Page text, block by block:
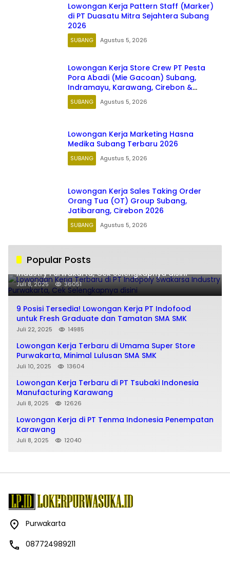
Lowongan Kerja Pattern Staff (Marker)
di PT Duasatu Mitra Sejahtera Subang
2026
SUBANG Agustus 5, 2026
Lowongan Kerja Store Crew PT Pesta
Pora Abadi (Mie Gacoan) Subang,
Indramayu, Karawang, Cirebon &
Majalengka Jawa Barat 2026
SUBANG Agustus 5, 2026
Lowongan Kerja Marketing Hasna
Medika Subang Terbaru 2026
SUBANG Agustus 5, 2026
Lowongan Kerja Sales Taking Order
Orang Tua (OT) Group Subang,
Jatibarang, Cirebon 2026
SUBANG Agustus 5, 2026
Popular Posts
Lowongan Kerja Terbaru di PT Indopoly Swakarsa
Industry Purwakarta, Cek Selengkapnya disini
Juli 8, 2025 36051
9 Posisi Tersedia! Lowongan Kerja PT Indofood
untuk Fresh Graduate dan Tamatan SMA SMK
Juli 22, 2025 14985
Lowongan Kerja Terbaru di Umama Super Store
Purwakarta, Minimal Lulusan SMA SMK
Juli 10, 2025 13604
Lowongan Kerja Terbaru di PT Tsubaki Indonesia
Manufacturing Karawang
Juli 8, 2025 12626
Lowongan Kerja di PT Tenma Indonesia Penempatan
Karawang
Juli 8, 2025 12040
Purwakarta
087724989211